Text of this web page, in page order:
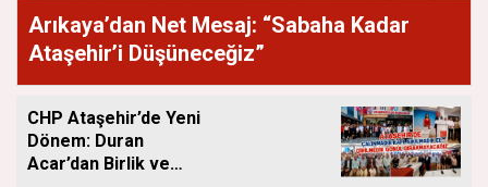
Arıkaya’dan Net Mesaj: “Sabaha Kadar
Ataşehir’i Düşüneceğiz”
CHP Ataşehir’de Yeni
Dönem: Duran
Acar’dan Birlik ve